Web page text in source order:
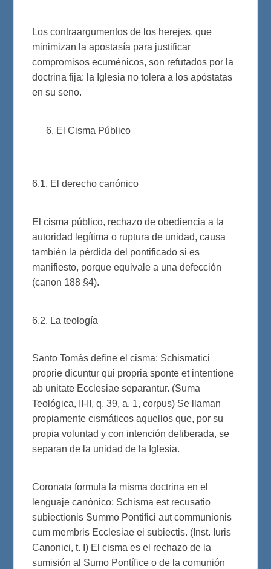
Los contraargumentos de los herejes, que
minimizan la apostasía para justificar
compromisos ecuménicos, son refutados por la
doctrina fija: la Iglesia no tolera a los apóstatas
en su seno.
El Cisma Público
6.1. El derecho canónico
El cisma público, rechazo de obediencia a la
autoridad legítima o ruptura de unidad, causa
también la pérdida del pontificado si es
manifiesto, porque equivale a una defección
(canon 188 §4).
6.2. La teología
Santo Tomás define el cisma: Schismatici
proprie dicuntur qui propria sponte et intentione
ab unitate Ecclesiae separantur. (Suma
Teológica, II-II, q. 39, a. 1, corpus) Se llaman
propiamente cismáticos aquellos que, por su
propia voluntad y con intención deliberada, se
separan de la unidad de la Iglesia.
Coronata formula la misma doctrina en el
lenguaje canónico: Schisma est recusatio
subiectionis Summo Pontifici aut communionis
cum membris Ecclesiae ei subiectis. (Inst. Iuris
Canonici, t. I) El cisma es el rechazo de la
sumisión al Sumo Pontífice o de la comunión